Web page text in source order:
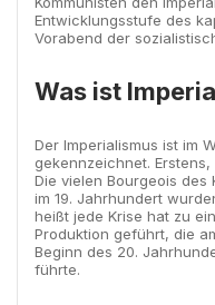
Entwicklungsstufe des
Vorabend der
Was ist
Der Imperialismus ist im
gekennzeichnet.
Die vielen Bourgeois des
im 19. Jahrhundert
heißt jede Krise hat zu
Produktion geführt, die
Beginn des 20.
führte.